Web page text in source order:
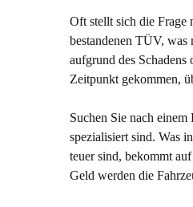
Oft stellt sich die Frage
bestandenen TÜV, was
aufgrund des
Zeitpunkt gekommen,
Suchen Sie nach
spezialisiert sind. Was
teuer sind, bekommt
Geld werden die